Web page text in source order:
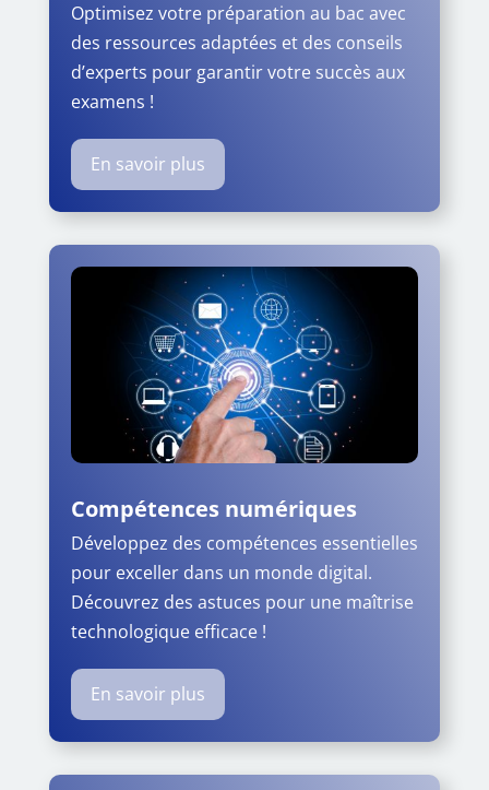
Optimisez votre préparation au bac avec
des ressources adaptées et des conseils
d’experts pour garantir votre succès aux
examens !
En savoir plus
Compétences numériques
Développez des compétences essentielles
pour exceller dans un monde digital.
Découvrez des astuces pour une maîtrise
technologique efficace !
En savoir plus